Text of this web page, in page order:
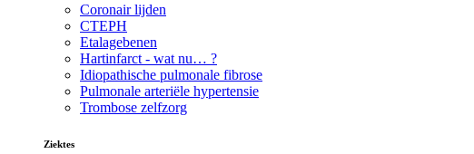
Coronair lijden
CTEPH
Etalagebenen
Hartinfarct - wat nu… ?
Idiopathische pulmonale fibrose
Pulmonale arteriële hypertensie
Trombose zelfzorg
Ziektes